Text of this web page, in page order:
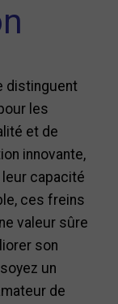
distinguent
les
et de
innovante,
capacité
ces freins
valeur sûre
son
un
de